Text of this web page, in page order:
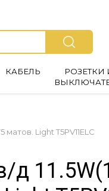
КАБЕЛЬ
РОЗЕТКИ
матов. Light T5PV11ELC
д